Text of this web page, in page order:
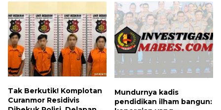
Kesehatan Gratis, hingga
Dialog Kebangsaan di
Rupat
dan Ranting Khusus
Tak Berkutik! Komplotan
Curanmor Residivis
Mundurnya kadis
pendidikan ilham bangun: